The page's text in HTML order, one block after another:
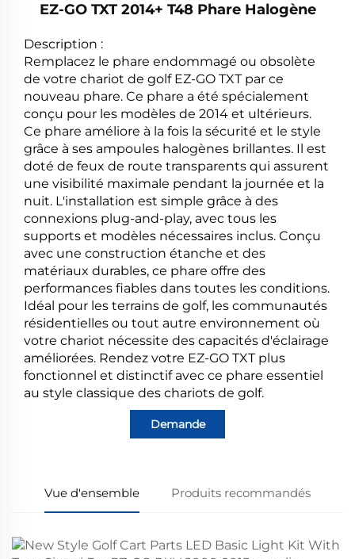
EZ-GO TXT 2014+ T48 Phare Halogène
Description :
Remplacez le phare endommagé ou obsolète
de votre chariot de golf EZ-GO TXT par ce
nouveau phare. Ce phare a été spécialement
conçu pour les modèles de 2014 et ultérieurs.
Ce phare améliore à la fois la sécurité et le style
grâce à ses ampoules halogènes brillantes. Il est
doté de feux de route transparents qui assurent
une visibilité maximale pendant la journée et la
nuit. L'installation est simple grâce à des
connexions plug-and-play, avec tous les
supports et modèles nécessaires inclus. Conçu
avec une construction étanche et des
matériaux durables, ce phare offre des
performances fiables dans toutes les conditions.
Idéal pour les terrains de golf, les communautés
résidentielles ou tout autre environnement où
votre chariot nécessite des capacités d'éclairage
améliorées. Rendez votre EZ-GO TXT plus
fonctionnel et distinctif avec ce phare essentiel
au style classique des chariots de golf.
Demande
Vue d'ensemble Produits recommandés